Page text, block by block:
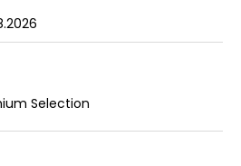
Selection